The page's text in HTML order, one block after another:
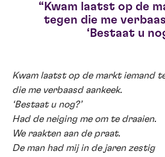
Kwam laatst op de
tegen die me
‘Bestaat u
Kwam laatst op de markt iemand
die me verbaasd aankeek.
‘Bestaat u nog?’
Had de neiging me om te draaien.
We raakten aan de praat.
De man had mij in de jaren zestig